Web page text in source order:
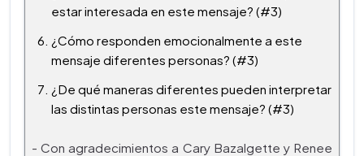
estar interesada en este mensaje? (#3)
¿Cómo responden emocionalmente a este
mensaje diferentes personas? (#3)
¿De qué maneras diferentes pueden interpretar
las distintas personas este mensaje? (#3)
- Con agradecimientos a Cary Bazalgette y Renee